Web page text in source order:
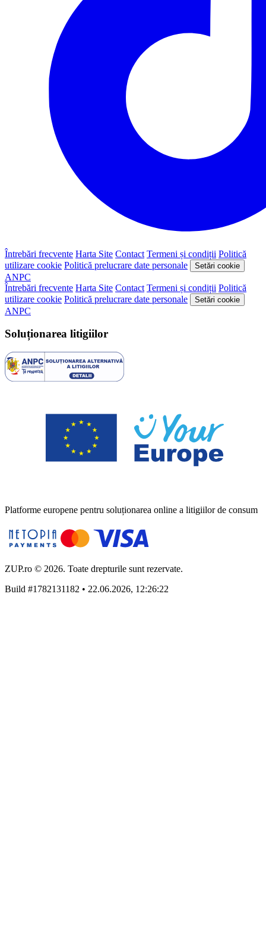
Întrebări frecvente Harta Site Contact Termeni și condiții Politică
utilizare cookie Politică prelucrare date personale Setări cookie
ANPC
Întrebări frecvente Harta Site Contact Termeni și condiții Politică
utilizare cookie Politică prelucrare date personale Setări cookie
ANPC
Soluționarea litigiilor
Platforme europene pentru soluționarea online a litigiilor de consum
ZUP.ro © 2026. Toate drepturile sunt rezervate.
Build #1782131182 • 22.06.2026, 12:26:22